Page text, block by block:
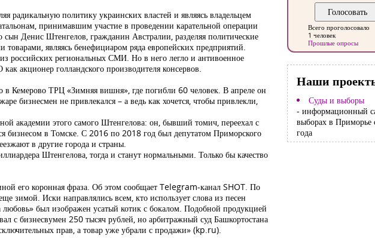
радикальную политику украинских властей и являясь владельцем
принимавшим участие в проведении карательной операции
Денис Штенгелов, гражданин Австралии, разделяя политические
являясь бенефициаром ряда европейских предприятий.
российских региональных СМИ. Но в него легло и антивоенное
акционер голландского производителя консервов.
в Кемерово ТРЦ «Зимняя вишня», где погибли 60 человек. В апреле он
бизнесмен не привлекался – а ведь как хочется, чтобы привлекли,
академии этого самого Штенгелова: он, бывший томич, переехал с
в Томске. С 2016 по 2018 год был депутатом Приморского
в другие города и страны.
Штенгелова, тогда и станут нормальными. Только бы качество
его коронная фраза. Об этом сообщает Telegram-канал SHOT. По
зимой. Иски направлялись всем, кто использует слова из песен
был изображен усатый котик с бокалом. Подобной продукцией
с бизнесвумен 250 тысяч рублей, но арбитражный суд Башкортостана
прав, а товар уже убрали с продажи» (kp.ru).
Всего проголосовало
1 человек
Прошлые опросы
Наши
Суды и выборы
- информационный
выборах в Приморье
года